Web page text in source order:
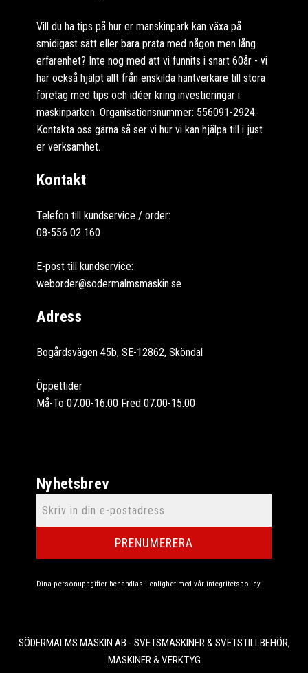
Vill du ha tips på hur er manskinpark kan växa på
smidigast sätt eller bara prata med någon men lång
erfarenhet? Inte nog med att vi funnits i snart 60år - vi
har också hjälpt allt från enskilda hantverkare till stora
företag med tips och idéer kring investieringar i
maskinparken. Organisationsnummer: 556091-2924.
Kontakta oss gärna så ser vi hur vi kan hjälpa till i just
er verksamhet.
Kontakt
Telefon till kundservice / order:
08-556 02 160
E-post till kundservice:
weborder@sodermalmsmaskin.se
Adress
Bogårdsvägen 45b, SE-12862, Sköndal
Öppettider
Må-To 07.00-16.00 Fred 07.00-15.00
Nyhetsbrev
PRENUMERERA
Dina personuppgifter behandlas i enlighet med vår integritetspolicy.
SÖDERMALMS MASKIN AB - SVETSMASKINER & SVETSTILLBEHÖR,
MASKINER & VERKTYG